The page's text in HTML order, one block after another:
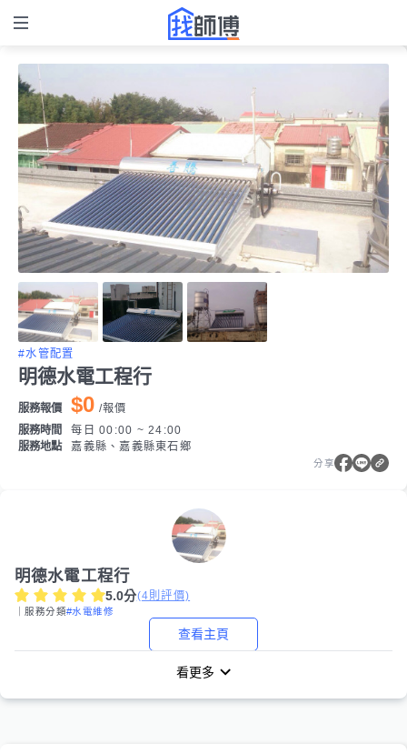
#水管配置
明德水電工程行
服務報價 $0 /報價
服務時間
每日 00:00 ~ 24:00
服務地點
嘉義縣、嘉義縣東石鄉
分享
明德水電工程行
5.0分(4則評價)
｜服務分類#水電維修
查看主頁
看更多